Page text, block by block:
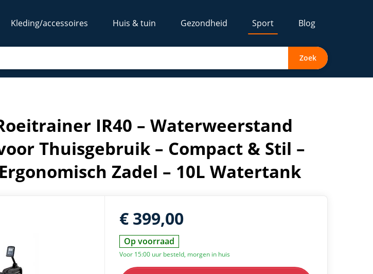
Kleding/accessoires Huis & tuin Gezondheid Sport Blog
Zoek
– Compact & Stil – LCD Display – Ergonomisch Zadel – 10L Watertank
IR40 – Waterweerstand
Thuisgebruik – Compact & Stil –
Zadel – 10L Watertank
€ 399,00
Op voorraad
Voor 15:00 uur besteld, morgen in huis